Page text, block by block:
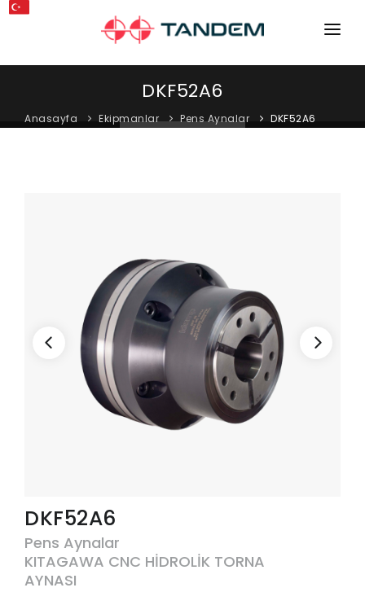
ANA SAYFA
DKF52A6
Anasayfa Ekipmanlar Pens Aynalar DKF52A6
DKF52A6
Pens Aynalar
KITAGAWA CNC HİDROLİK TORNA
AYNASI